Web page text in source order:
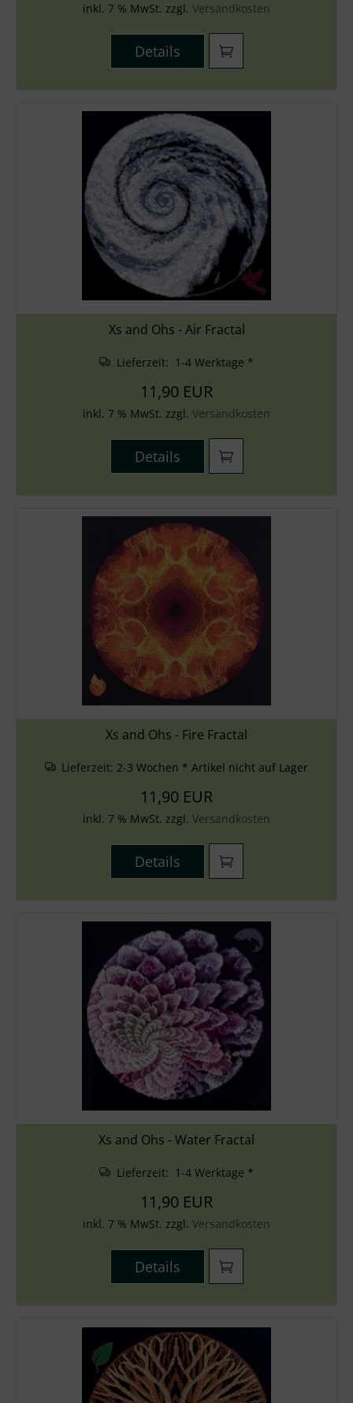
inkl. 7 % MwSt. zzgl. Versandkosten
Details
Xs and Ohs - Air Fractal
Lieferzeit: 1-4 Werktage *
11,90 EUR
inkl. 7 % MwSt. zzgl. Versandkosten
Details
Xs and Ohs - Fire Fractal
Lieferzeit: 2-3 Wochen * Artikel nicht auf Lager
11,90 EUR
inkl. 7 % MwSt. zzgl. Versandkosten
Details
Xs and Ohs - Water Fractal
Lieferzeit: 1-4 Werktage *
11,90 EUR
inkl. 7 % MwSt. zzgl. Versandkosten
Details